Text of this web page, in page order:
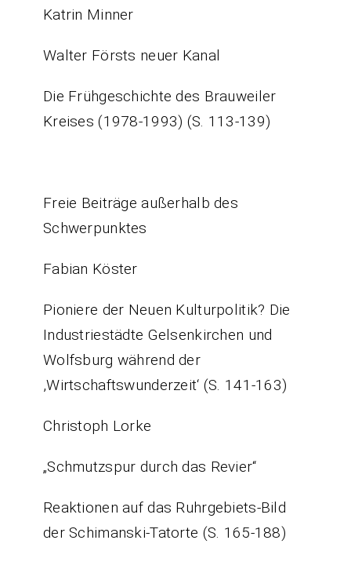
Katrin Minner
Walter Försts neuer Kanal
Die Frühgeschichte des Brauweiler
Kreises (1978-1993) (S. 113-139)
Freie Beiträge außerhalb des
Schwerpunktes
Fabian Köster
Pioniere der Neuen Kulturpolitik? Die
Industriestädte Gelsenkirchen und
Wolfsburg während der
,Wirtschaftswunderzeit‘ (S. 141-163)
Christoph Lorke
„Schmutzspur durch das Revier“
Reaktionen auf das Ruhrgebiets-Bild
der Schimanski-Tatorte (S. 165-188)